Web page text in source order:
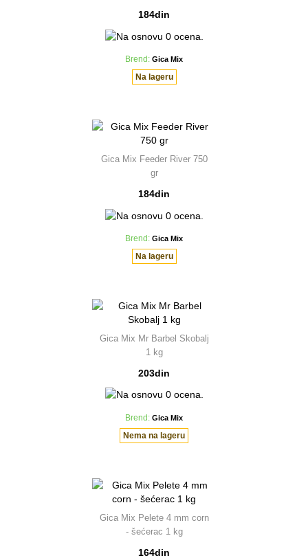
184din
Brend: Gica Mix
Na lageru
Gica Mix Feeder River 750
gr
184din
Brend: Gica Mix
Na lageru
Gica Mix Mr Barbel Skobalj
1 kg
203din
Brend: Gica Mix
Nema na lageru
Gica Mix Pelete 4 mm corn
- šećerac 1 kg
164din